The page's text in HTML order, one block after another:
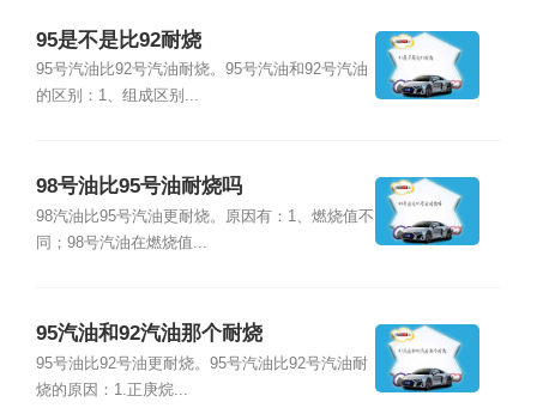
95是不是比92耐烧
95号汽油比92号汽油耐烧。95号汽油和92号汽油
的区别：1、组成区别...
98号油比95号油耐烧吗
98汽油比95号汽油更耐烧。原因有：1、燃烧值不
同；98号汽油在燃烧值...
95汽油和92汽油那个耐烧
95号油比92号油更耐烧。95号汽油比92号汽油耐
烧的原因：1.正庚烷...